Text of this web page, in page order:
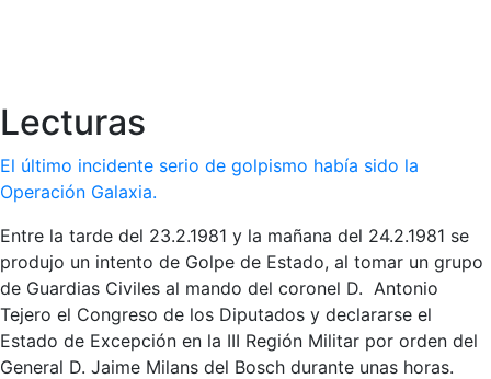
Lecturas
El último incidente serio de golpismo había sido la
Operación Galaxia.
Entre la tarde del 23.2.1981 y la mañana del 24.2.1981 se
produjo un intento de Golpe de Estado, al tomar un grupo
de Guardias Civiles al mando del coronel D. Antonio
Tejero el Congreso de los Diputados y declararse el
Estado de Excepción en la III Región Militar por orden del
General D. Jaime Milans del Bosch durante unas horas.